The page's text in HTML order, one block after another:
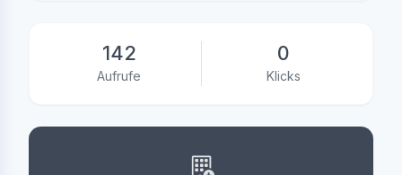
142
Aufrufe
0
Klicks